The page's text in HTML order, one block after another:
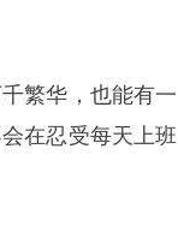
繁华，也能有一
在忍受每天上班